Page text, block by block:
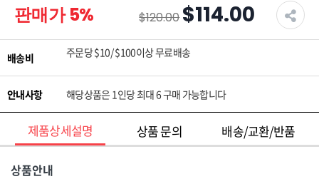
판매가5% $120.00 $114.00
배송비 주문당 $10/ $100이상 무료배송
안내사항 해당상품은 1인당 최대 6 구매 가능합니다
제품상세설명 상품 문의 배송/교환/반품
상품안내